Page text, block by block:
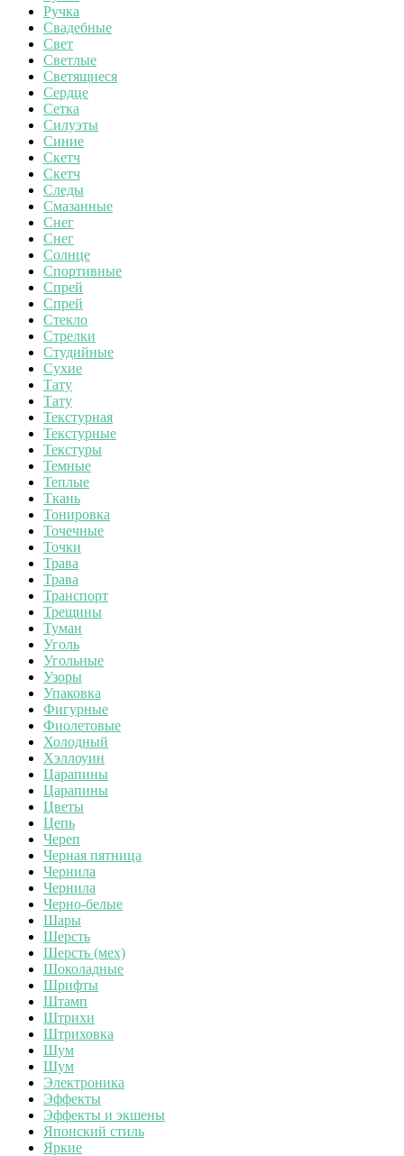
Ручка
Свадебные
Свет
Светлые
Светящиеся
Сердце
Сетка
Силуэты
Синие
Скетч
Скетч
Следы
Смазанные
Снег
Снег
Солнце
Спортивные
Спрей
Спрей
Стекло
Стрелки
Студийные
Сухие
Тату
Тату
Текстурная
Текстурные
Текстуры
Темные
Теплые
Ткань
Тонировка
Точечные
Точки
Трава
Трава
Транспорт
Трещины
Туман
Уголь
Угольные
Узоры
Упаковка
Фигурные
Фиолетовые
Холодный
Хэллоуин
Царапины
Царапины
Цветы
Цепь
Череп
Черная пятница
Чернила
Чернила
Черно-белые
Шары
Шерсть
Шерсть (мех)
Шоколадные
Шрифты
Штамп
Штрихи
Штриховка
Шум
Шум
Электроника
Эффекты
Эффекты и экшены
Японский стиль
Яркие